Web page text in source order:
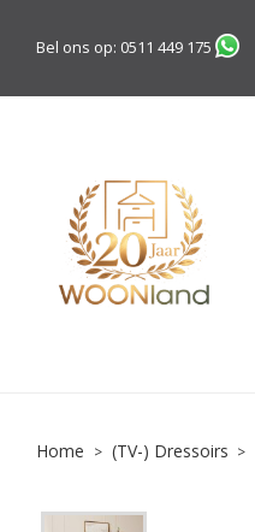
Bel ons op: 0511 449 175
Home (TV-) Dressoirs